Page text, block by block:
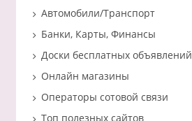
Автомобили/Транспорт
Банки, Карты, Финансы
Доски бесплатных объявлений
Онлайн магазины
Операторы сотовой связи
Топ полезных сайтов